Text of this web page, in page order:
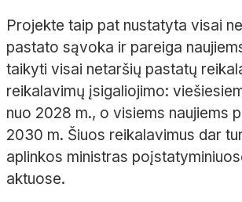
Projekte taip pat nustatyta visai
pastato sąvoka ir pareiga
taikyti visai netaršių pastatų
reikalavimų įsigaliojimo:
nuo 2028 m., o visiems naujiems
2030 m. Šiuos reikalavimus dar
aplinkos ministras
aktuose.